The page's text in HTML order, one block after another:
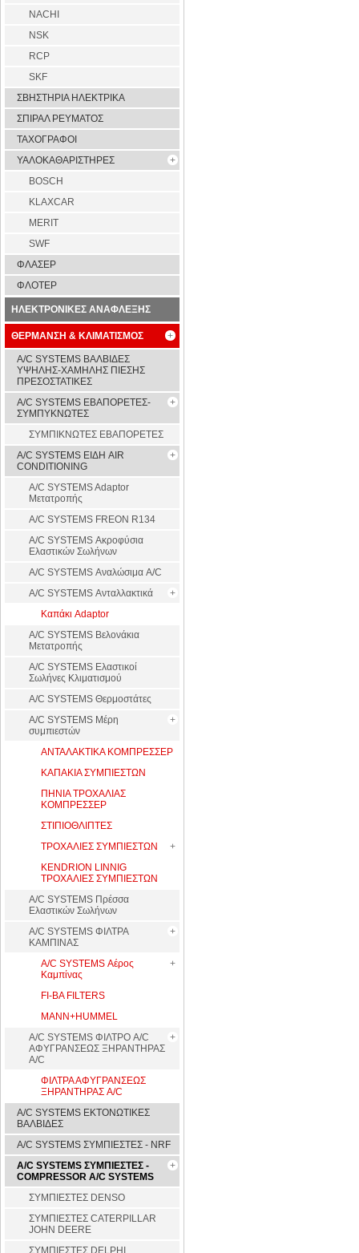
NACHI
NSK
RCP
SKF
ΣΒΗΣΤΗΡΙΑ ΗΛΕΚΤΡΙΚΑ
ΣΠΙΡΑΛ ΡΕΥΜΑΤΟΣ
ΤΑΧΟΓΡΑΦΟΙ
ΥΑΛΟΚΑΘΑΡΙΣΤΗΡΕΣ
BOSCH
KLAXCAR
MERIT
SWF
ΦΛΑΣΕΡ
ΦΛΟΤΕΡ
ΗΛΕΚΤΡΟΝΙΚΕΣ ΑΝΑΦΛΕΞΗΣ
ΘΕΡΜΑΝΣΗ & ΚΛΙΜΑΤΙΣΜΟΣ
A/C SYSTEMS ΒΑΛΒΙΔΕΣ
ΥΨΗΛΗΣ-ΧΑΜΗΛΗΣ ΠΙΕΣΗΣ
ΠΡΕΣΟΣΤΑΤΙΚΕΣ
A/C SYSTEMS ΕΒΑΠΟΡΕΤΕΣ-
ΣΥΜΠYΚΝΩΤΕΣ
ΣΥΜΠΙΚΝΩΤΕΣ ΕΒΑΠΟΡΕΤΕΣ
A/C SYSTEMS ΕΙΔΗ AIR
CONDITIONING
A/C SYSTEMS Adaptor
Μετατροπής
A/C SYSTEMS FREON R134
A/C SYSTEMS Ακροφύσια
Ελαστικών Σωλήνων
A/C SYSTEMS Αναλώσιμα A/C
A/C SYSTEMS Ανταλλακτικά
Καπάκι Adaptor
A/C SYSTEMS Βελονάκια
Μετατροπής
A/C SYSTEMS Ελαστικοί
Σωλήνες Κλιματισμού
A/C SYSTEMS Θερμοστάτες
A/C SYSTEMS Μέρη
συμπιεστών
ΑΝΤΑΛΑΚΤΙΚΑ ΚΟΜΠΡΕΣΣΕΡ
ΚΑΠΑΚΙΑ ΣΥΜΠΙΕΣΤΩΝ
ΠΗΝΙΑ ΤΡΟΧΑΛΙΑΣ
ΚΟΜΠΡΕΣΣΕΡ
ΣΤΙΠΙΟΘΛΙΠΤΕΣ
ΤΡΟΧΑΛΙΕΣ ΣΥΜΠΙΕΣΤΩΝ
KENDRION LINNIG
ΤΡΟΧΑΛΙΕΣ ΣΥΜΠΙΕΣΤΩΝ
A/C SYSTEMS Πρέσσα
Ελαστικών Σωλήνων
A/C SYSTEMS ΦΙΛΤΡΑ
ΚΑΜΠΙΝΑΣ
A/C SYSTEMS Αέρος
Καμπίνας
FI-BA FILTERS
MANN+HUMMEL
A/C SYSTEMS ΦΙΛΤΡΟ A/C
ΑΦΥΓΡΑΝΣΕΩΣ ΞΗΡΑΝΤΗΡΑΣ
A/C
ΦΙΛΤΡΑ ΑΦΥΓΡΑΝΣΕΩΣ
ΞΗΡΑΝΤΗΡΑΣ A/C
A/C SYSTEMS ΕΚΤΟΝΩΤΙΚΕΣ
ΒΑΛΒΙΔΕΣ
A/C SYSTEMS ΣΥΜΠΙΕΣΤΕΣ - NRF
A/C SYSTEMS ΣΥΜΠΙΕΣΤΕΣ -
COMPRESSOR A/C SYSTEMS
ΣΥΜΠΙΕΣΤΕΣ DENSO
ΣΥΜΠΙΕΣΤΕΣ CATERPILLAR
JOHN DEERE
ΣΥΜΠΙΕΣΤΕΣ DELPHI